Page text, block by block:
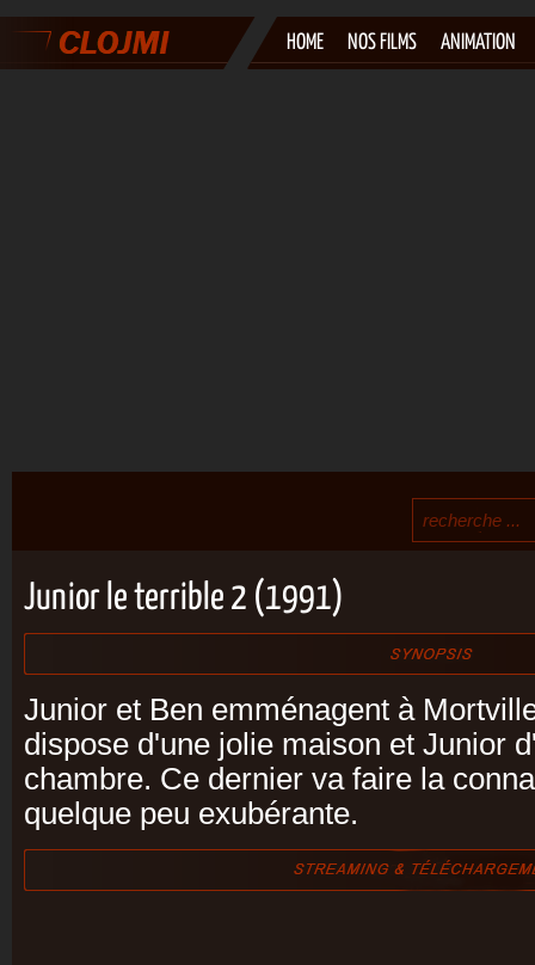
HOME NOS FILMS ANIMATION
Junior le terrible 2 (1991)
Junior et Ben emménagent à
dispose d'une jolie maison et Junior
chambre. Ce dernier va faire la
quelque peu exubérante.